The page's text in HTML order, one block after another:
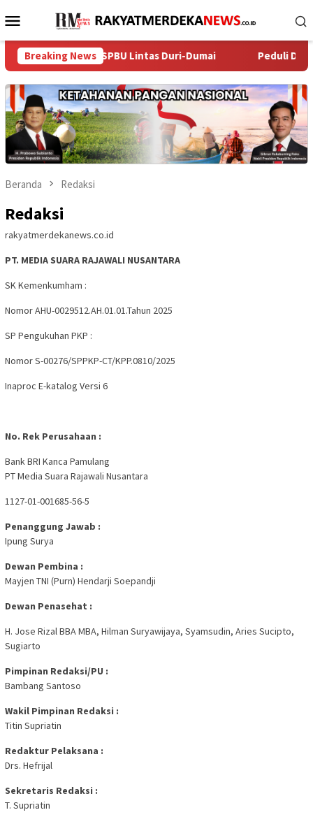
ke
Menu
Mobile
Breaking News
SPBU Lintas Duri-Dumai ‎Peduli Dampak Kemarau,
Beranda Redaksi
Redaksi
rakyatmerdekanews.co.id
PT. MEDIA SUARA RAJAWALI NUSANTARA
SK Kemenkumham :
Nomor AHU-0029512.AH.01.01.Tahun 2025
SP Pengukuhan PKP :
Nomor S-00276/SPPKP-CT/KPP.0810/2025
Inaproc E-katalog Versi 6
No. Rek Perusahaan :
Bank BRI Kanca Pamulang
PT Media Suara Rajawali Nusantara
1127-01-001685-56-5
Penanggung Jawab :
Ipung Surya
Dewan Pembina :
Mayjen TNI (Purn) Hendarji Soepandji
Dewan Penasehat :
H. Jose Rizal BBA MBA, Hilman Suryawijaya, Syamsudin, Aries Sucipto,
Sugiarto
Pimpinan Redaksi/PU :
Bambang Santoso
Wakil Pimpinan Redaksi :
Titin Supriatin
Redaktur Pelaksana :
Drs. Hefrijal
Sekretaris Redaksi :
T. Supriatin